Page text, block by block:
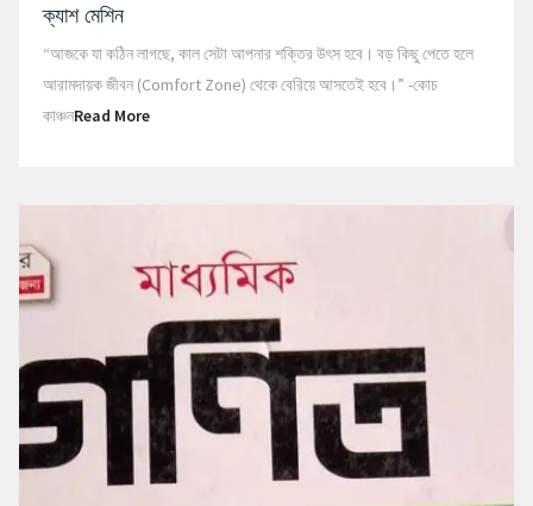
ক্যাশ মেশিন
“আজকে যা কঠিন লাগছে, কাল সেটা আপনার শক্তির উৎস হবে। বড় কিছু পেতে হলে
আরামদায়ক জীবন (Comfort Zone) থেকে বেরিয়ে আসতেই হবে।” -কোচ
কাঞ্চনRead More